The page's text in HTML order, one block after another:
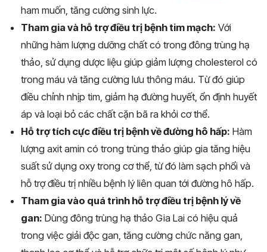
ham muốn, tăng cường sinh lực.
Tham gia và hỗ trợ điều trị bệnh tim mạch: Với
những hàm lượng dưỡng chất có trong đông trùng hạ
thảo, sử dụng dược liệu giúp giảm lượng cholesterol có
trong máu và tăng cường lưu thông máu. Từ đó giúp
điều chỉnh nhịp tim, giảm hạ đường huyết, ổn định huyết
áp và loại bỏ các chất cặn bã ra khỏi cơ thể.
Hỗ trợ tích cực điều trị bệnh về đường hô hấp: Hàm
lượng axit amin có trong trùng thảo giúp gia tăng hiệu
suất sử dụng oxy trong cơ thể, từ đó làm sạch phổi và
hỗ trợ điều trị nhiều bệnh lý liên quan tới đường hô hấp.
Tham gia vào quá trình hỗ trợ điều trị bệnh lý về
gan: Dùng đông trùng hạ thảo Gia Lai có hiệu quả
trong việc giải độc gan, tăng cường chức năng gan,